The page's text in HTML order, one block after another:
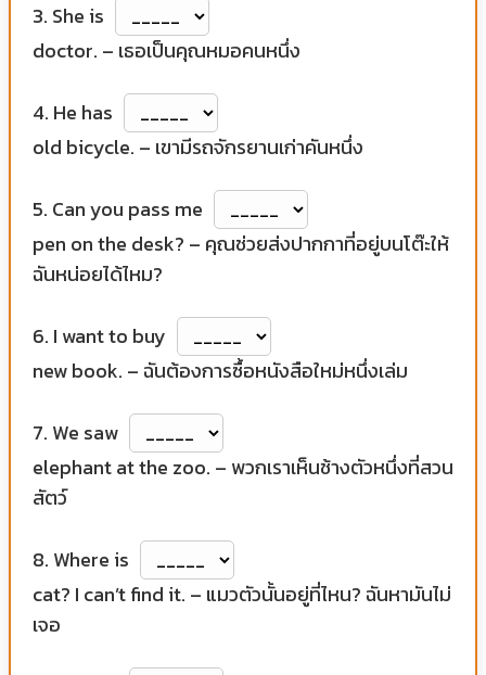
3. She is
doctor. – เธอเป็นคุณหมอคนหนึ่ง
4. He has
old bicycle. – เขามีรถจักรยานเก่าคันหนึ่ง
5. Can you pass me
pen on the desk? – คุณช่วยส่งปากกาที่อยู่บนโต๊ะให้
ฉันหน่อยได้ไหม?
6. I want to buy
new book. – ฉันต้องการซื้อหนังสือใหม่หนึ่งเล่ม
7. We saw
elephant at the zoo. – พวกเราเห็นช้างตัวหนึ่งที่สวน
สัตว์
8. Where is
cat? I can’t find it. – แมวตัวนั้นอยู่ที่ไหน? ฉันหามันไม่
เจอ